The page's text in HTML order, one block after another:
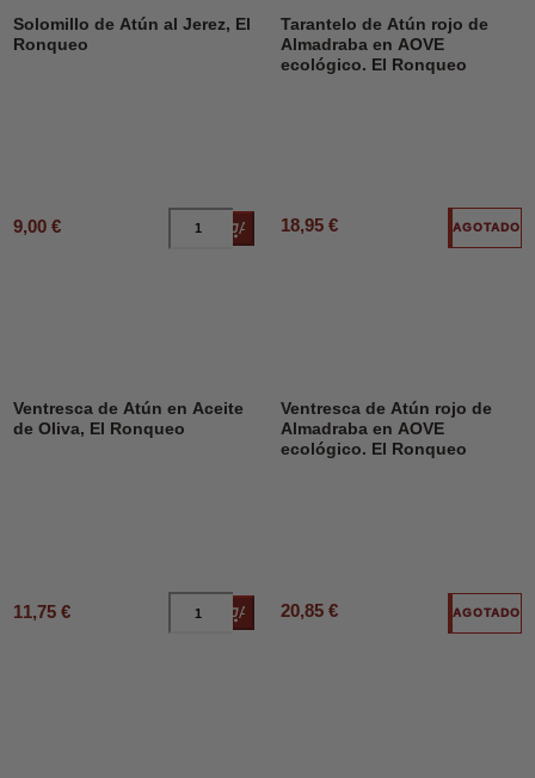
Solomillo de Atún al Jerez, El
Ronqueo
9,00 € Añadir al carrito
Tarantelo de Atún rojo de
Almadraba en AOVE
ecológico. El Ronqueo
18,95 € AGOTADO
Ventresca de Atún en Aceite
de Oliva, El Ronqueo
11,75 € Añadir al carrito
Ventresca de Atún rojo de
Almadraba en AOVE
ecológico. El Ronqueo
20,85 € AGOTADO